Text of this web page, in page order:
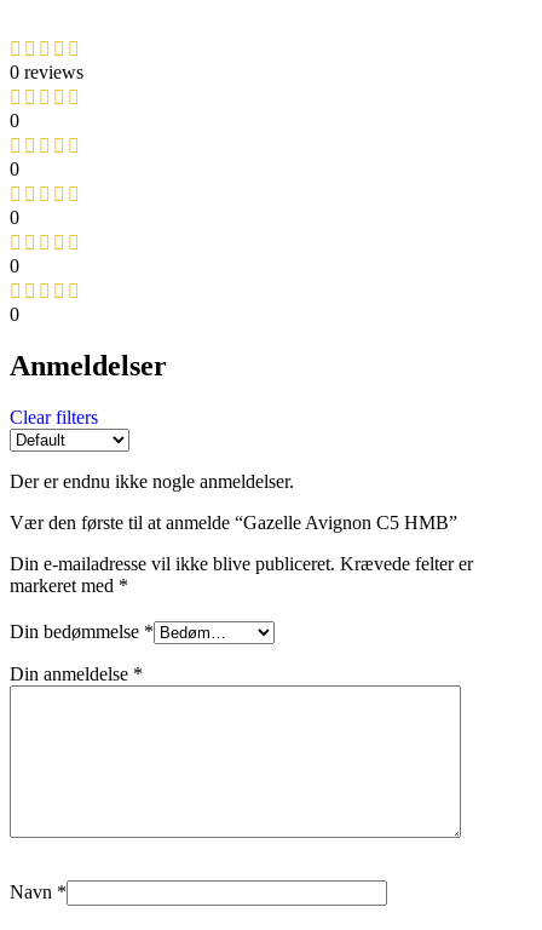
0 reviews
0
0
0
0
0
Anmeldelser
Clear filters
Der er endnu ikke nogle anmeldelser.
Vær den første til at anmelde “Gazelle Avignon C5 HMB”
Din e-mailadresse vil ikke blive publiceret. Krævede felter er
markeret med *
Din bedømmelse *
Din anmeldelse *
Navn *